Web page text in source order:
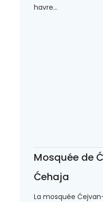
havre...
Mosquée de
Ćehaja
La mosquée